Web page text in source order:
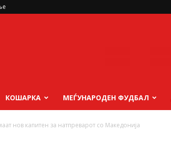
КОШАРКА МЕЃУНАРОДЕН ФУДБАЛ
нов капитен за натпреварот со Македонија